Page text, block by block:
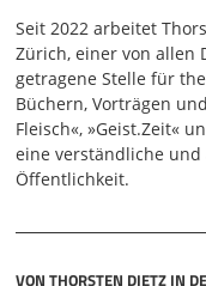
Seit 2022 arbeitet
Zürich, einer von allen
getragene Stelle für
Büchern, Vorträgen
Fleisch«, »Geist.Zeit«
eine verständliche
Öffentlichkeit.
VON THORSTEN DIETZ IN